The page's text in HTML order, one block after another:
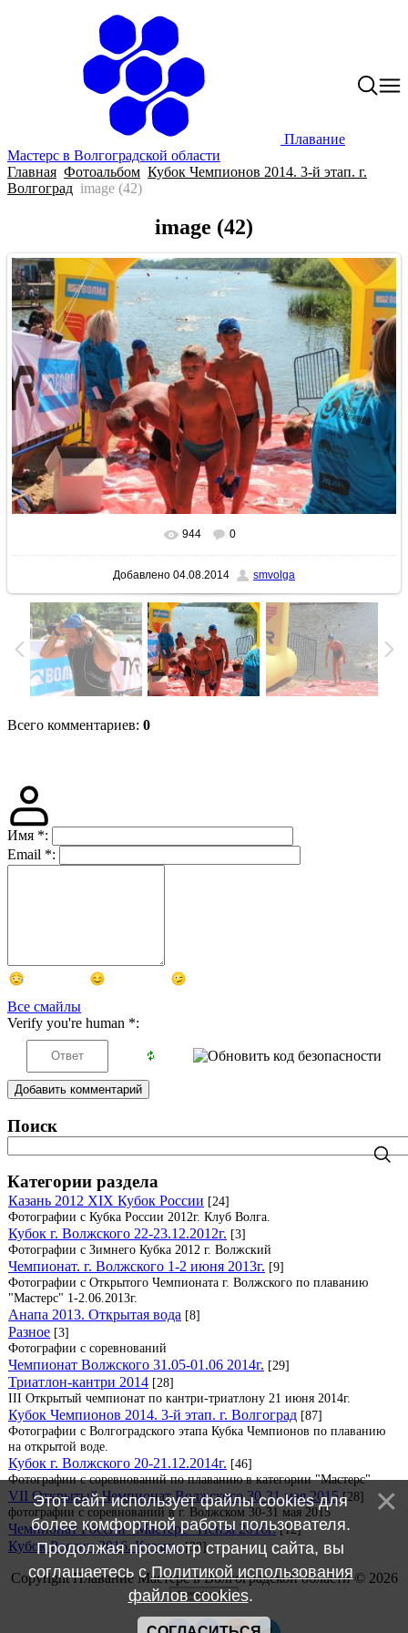
Плавание
Мастерс в Волгоградской области
Главная Фотоальбом Кубок Чемпионов 2014. 3-й этап. г.
Волгоград image (42)
image (42)
В реальном размере 1024x683
944 0
Добавлено 04.08.2014 smvolga
Всего комментариев: 0
Имя *:
Email *:
Все смайлы
Verify you're human *:
Добавить комментарий
Поиск
Категории раздела
Казань 2012 XIX Кубок России [24]
Фотографии с Кубка России 2012г. Клуб Волга.
Кубок г. Волжского 22-23.12.2012г. [3]
Фотографии с Зимнего Кубка 2012 г. Волжский
Чемпионат. г. Волжского 1-2 июня 2013г. [9]
Фотографии с Открытого Чемпионата г. Волжского по плаванию
"Мастерс" 1-2.06.2013г.
Анапа 2013. Открытая вода [8]
Разное [3]
Фотографии с соревнований
Чемпионат Волжского 31.05-01.06 2014г. [29]
Триатлон-кантри 2014 [28]
III Открытый чемпионат по кантри-триатлону 21 июня 2014г.
Кубок Чемпионов 2014. 3-й этап. г. Волгоград [87]
Фотографии с Волгоградского этапа Кубка Чемпионов по плаванию
на открытой воде.
Кубок г. Волжского 20-21.12.2014г. [46]
Фотографии с соревнований по плаванию в категории "Мастерс"
VII Открытый Чемпионат Волжского 30-31 мая 2015 [28]
фотографии с соревнований в г. Волжском 30-31 мая 2015
Чемпионат России "Мастерс" Пенза 2016г. [12]
Кубок России 2016. Казань. [38]
Copyright Плавание Мастерс в Волгоградской области © 2026
Этот сайт использует файлы cookies для
более комфортной работы пользователя.
Продолжая просмотр страниц сайта, вы
соглашаетесь сПолитикой использования
файлов cookies.